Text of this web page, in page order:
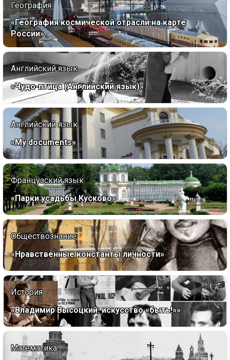
География
«География космической отрасли на карте
России»
Английский язык
«Чудо-птица (Английский язык)»
Английский язык
«My documents»
Французский язык
«Парки усадьбы Кусково»
Обществознание
«Нравственные константы личности»
История
«Владимир Высоцкий: искусство «быть!»»
Математика